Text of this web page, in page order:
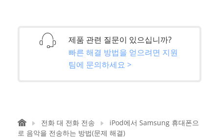
제품 관련 질문이 있으십니까?
빠른 해결 방법을 얻으려면 지원
팀에 문의하세요 >
전화 대 전화 전송
iPod에서 Samsung 휴대폰으
로 음악을 전송하는 방법(문제 해결)